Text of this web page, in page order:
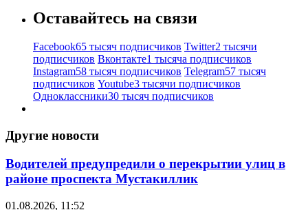
Оставайтесь на связи
Facebook65 тысяч подписчиков Twitter2 тысячи
подписчиков Вконтакте1 тысяча подписчиков
Instagram58 тысяч подписчиков Telegram57 тысяч
подписчиков Youtube3 тысячи подписчиков
Одноклассники30 тысяч подписчиков
Другие новости
Водителей предупредили о перекрытии улиц в
районе проспекта Мустакиллик
01.08.2026, 11:52